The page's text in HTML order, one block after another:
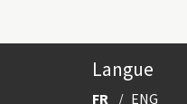
Langue
FR ENG